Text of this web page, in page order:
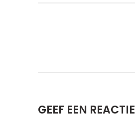
GEEF EEN REACTIE